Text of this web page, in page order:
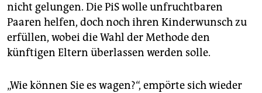
nicht gelungen. Die PiS wolle unfruchtbaren
Paaren helfen, doch noch ihren Kinderwunsch zu
erfüllen, wobei die Wahl der Methode den
künftigen Eltern überlassen werden solle.
„Wie können Sie es wagen?“, empörte sich wieder